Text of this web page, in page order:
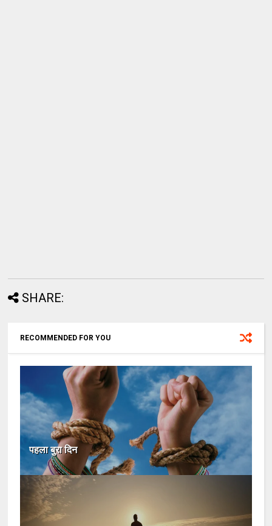
SHARE:
RECOMMENDED FOR YOU
पहला बुरा दिन